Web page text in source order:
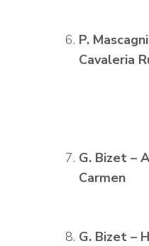
P.
Cavaleria
G. Bizet –
Carmen
G. Bizet –